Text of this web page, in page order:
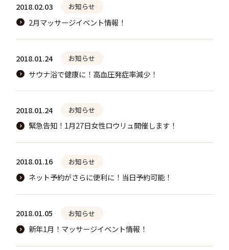
2018.02.03 お知らせ
2月マッサージイベント情報！
2018.01.24 お知らせ
サウナ浴で健康に！高血圧発症率減少！
2018.01.24 お知らせ
緊急告知！1月27日女性ロウリュ開催します！
2018.01.16 お知らせ
ネット予約がさらに便利に！当日予約可能！
2018.01.05 お知らせ
新年1月！マッサージイベント情報！